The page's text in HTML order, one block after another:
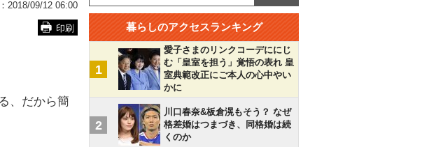
2018/09/12 06:00
印刷
、だから簡
暮らしのアクセスランキング
1
愛子さまのリンクコーデににじ
む「皇室を担う」覚悟の表れ 皇
室典範改正にご本人の心中やい
かに
2
川口春奈&板倉滉もそう？ なぜ
格差婚はつまづき、同格婚は続
くのか